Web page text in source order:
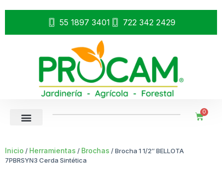
55 1897 3401 722 342 2429
0
Inicio / Herramientas / Brochas / Brocha 1 1/2″ BELLOTA
7PBRSYN3 Cerda Sintética